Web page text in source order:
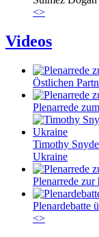
<>
Videos
Östlichen
Plenarrede
Timothy
Ukraine
Plenarrede
Plenardebatte
<>